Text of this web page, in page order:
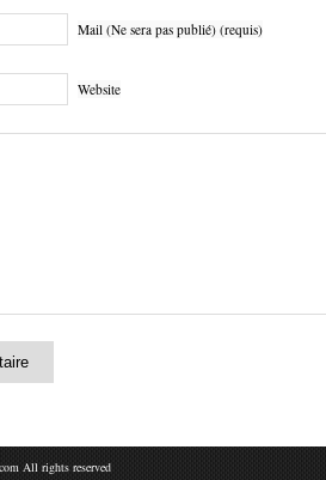
Mail (Ne sera pas publié) (requis)
Website
All rights reserved